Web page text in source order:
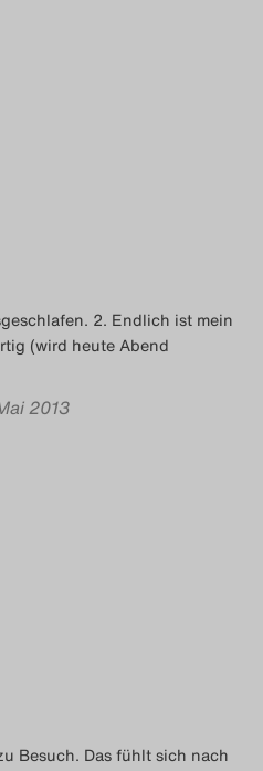
2. Endlich ist mein
(wird heute Abend
2013
Besuch. Das fühlt sich nach